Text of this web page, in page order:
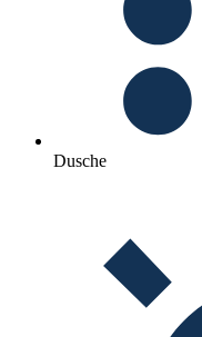
Dusche